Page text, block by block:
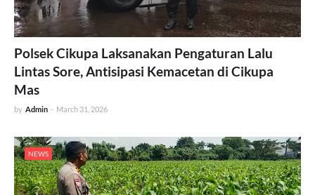
Polsek Cikupa Laksanakan Pengaturan Lalu
Lintas Sore, Antisipasi Kemacetan di Cikupa
Mas
by Admin - March 31, 2026
NEWS